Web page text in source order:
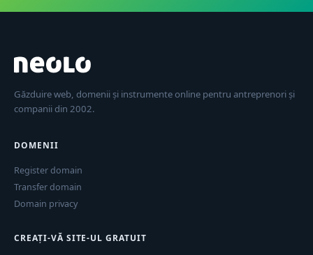
Găzduire web, domenii și instrumente online pentru antreprenori și
companii din 2002.
DOMENII
Register domain
Transfer domain
Domain privacy
CREAȚI-VĂ SITE-UL GRATUIT